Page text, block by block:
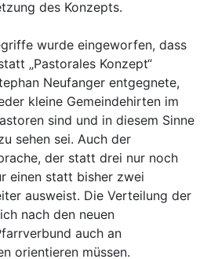
des Konzepts.
wurde eingeworfen, dass
„Pastorales Konzept“
Neufanger entgegnete,
kleine Gemeindehirten im
sind und in diesem Sinne
sehen sei. Auch der
der statt drei nur noch
einen statt bisher zwei
ausweist. Die Verteilung der
nach den neuen
auch an
orientieren müssen.